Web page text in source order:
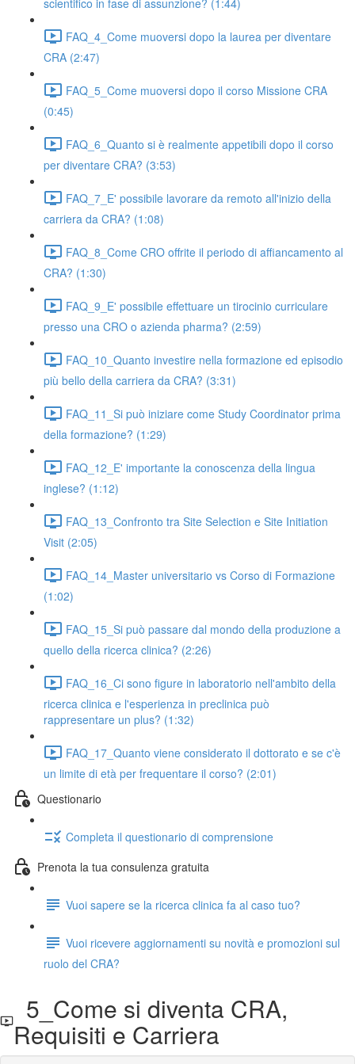
scientifico in fase di assunzione? (1:44)
FAQ_4_Come muoversi dopo la laurea per diventare
CRA (2:47)
FAQ_5_Come muoversi dopo il corso Missione CRA
(0:45)
FAQ_6_Quanto si è realmente appetibili dopo il corso
per diventare CRA? (3:53)
FAQ_7_E' possibile lavorare da remoto all'inizio della
carriera da CRA? (1:08)
FAQ_8_Come CRO offrite il periodo di affiancamento al
CRA? (1:30)
FAQ_9_E' possibile effettuare un tirocinio curriculare
presso una CRO o azienda pharma? (2:59)
FAQ_10_Quanto investire nella formazione ed episodio
più bello della carriera da CRA? (3:31)
FAQ_11_Si può iniziare come Study Coordinator prima
della formazione? (1:29)
FAQ_12_E' importante la conoscenza della lingua
inglese? (1:12)
FAQ_13_Confronto tra Site Selection e Site Initiation
Visit (2:05)
FAQ_14_Master universitario vs Corso di Formazione
(1:02)
FAQ_15_Si può passare dal mondo della produzione a
quello della ricerca clinica? (2:26)
FAQ_16_Ci sono figure in laboratorio nell'ambito della
ricerca clinica e l'esperienza in preclinica può
rappresentare un plus? (1:32)
FAQ_17_Quanto viene considerato il dottorato e se c'è
un limite di età per frequentare il corso? (2:01)
Questionario
Completa il questionario di comprensione
Prenota la tua consulenza gratuita
Vuoi sapere se la ricerca clinica fa al caso tuo?
Vuoi ricevere aggiornamenti su novità e promozioni sul
ruolo del CRA?
5_Come si diventa CRA,
Requisiti e Carriera